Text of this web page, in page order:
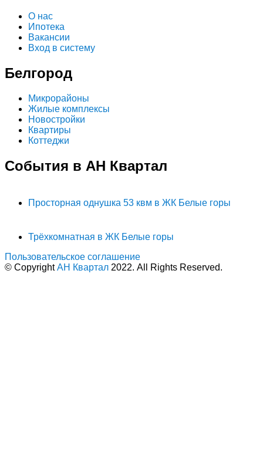
О нас
Ипотека
Вакансии
Вход в систему
Белгород
Микрорайоны
Жилые комплексы
Новостройки
Квартиры
Коттеджи
События в АН Квартал
Просторная однушка 53 квм в ЖК Белые горы
Трёхкомнатная в ЖК Белые горы
Пользовательское соглашение
© CopyrightАН Квартал 2022. All Rights Reserved.